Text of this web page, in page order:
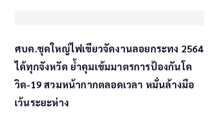
ศบค.ชุดใหญ่ไฟเขียวจัดงานลอยกระทง 2564
ได้ทุกจังหวัด ย้ำคุมเข้มมาตรการป้องกันโค
วิด-19 สวมหน้ากากตลอดเวลา หมั่นล้างมือ
เว้นระยะห่าง